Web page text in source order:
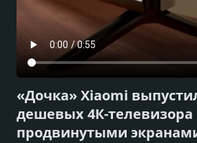
«Дочка» Xiaomi
дешевых 4К-телевизора
продвинутыми